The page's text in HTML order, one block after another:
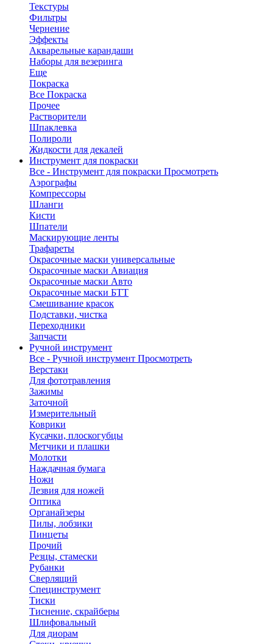
Текстуры
Фильтры
Чернение
Эффекты
Акварельные карандаши
Наборы для везеринга
Еще
Покраска
Все Покраска
Прочее
Растворители
Шпаклевка
Полироли
Жидкости для декалей
Инструмент для покраски
Все - Инструмент для покраски Просмотреть
Аэрографы
Компрессоры
Шланги
Кисти
Шпатели
Маскирующие ленты
Трафареты
Окрасочные маски универсальные
Окрасочные маски Авиация
Окрасочные маски Авто
Окрасочные маски БТТ
Смешивание красок
Подставки, чистка
Переходники
Запчасти
Ручной инструмент
Все - Ручной инструмент Просмотреть
Верстаки
Для фототравления
Зажимы
Заточной
Измерительный
Коврики
Кусачки, плоскогубцы
Метчики и плашки
Молотки
Наждачная бумага
Ножи
Лезвия для ножей
Оптика
Органайзеры
Пилы, лобзики
Пинцеты
Прочий
Резцы, стамески
Рубанки
Сверлящий
Специнструмент
Тиски
Тиснение, скрайберы
Шлифовальный
Для диорам